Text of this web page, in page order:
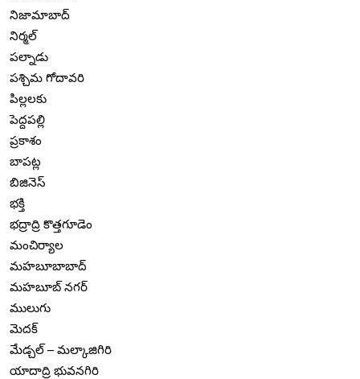
నిజామాబాద్
నిర్మల్
పల్నాడు
పశ్చిమ గోదావరి
పిల్లలకు
పెద్దపల్లి
ప్రకాశం
బాపట్ల
బిజినెస్
భక్తి
భద్రాద్రి కొత్తగూడెం
మంచిర్యాల
మహబూబాబాద్
మహబూబ్ నగర్
ములుగు
మెదక్
మేడ్చల్ – మల్కాజిగిరి
యాదాద్రి భువనగిరి